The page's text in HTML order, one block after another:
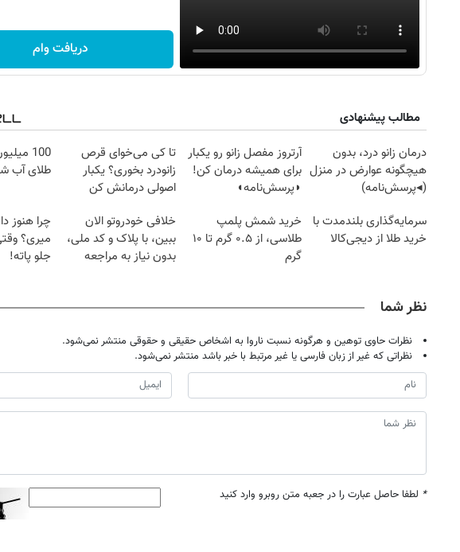
دریافت وام
مطالب پیشنهادی
درمان زانو درد، بدون
هیچگونه عوارض در منزل
(◂پرسش‌نامه)
آرتروز مفصل زانو رو یکبار
برای همیشه درمان کن!
◗پرسش‌نامه◖
تا کی می‌خوای قرص
زانودرد بخوری؟ یکبار
اصولی درمانش کن
100
طلای آب
سرمایه‌گذاری بلندمدت با
خرید طلا از دیجی‌کالا
خرید شمش پلمپ
طلاسی، از ۰.۵ گرم تا ۱۰
گرم
خلافی خودروتو الان
ببین، با پلاک و کد ملی،
بدون نیاز به مراجعه
چرا هنوز
میری؟
جلو پاته!
نظر شما
نظرات حاوی توهین و هرگونه نسبت ناروا به اشخاص حقیقی و حقوقی منتشر نمی‌شود.
نظراتی که غیر از زبان فارسی یا غیر مرتبط با خبر باشد منتشر نمی‌شود.
* لطفا حاصل عبارت را در جعبه متن روبرو وارد کنید